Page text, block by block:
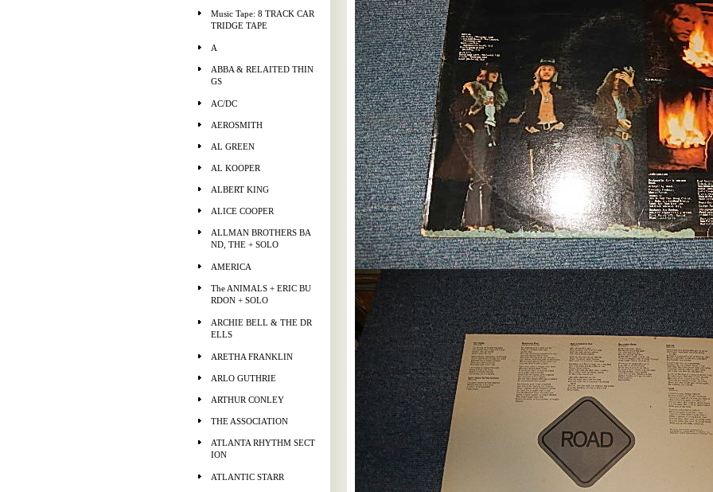
Music Tape: 8 TRACK CAR
TRIDGE TAPE
A
ABBA & RELAITED THIN
GS
AC/DC
AEROSMITH
AL GREEN
AL KOOPER
ALBERT KING
ALICE COOPER
ALLMAN BROTHERS BA
ND, THE + SOLO
AMERICA
The ANIMALS + ERIC BU
RDON + SOLO
ARCHIE BELL & THE DR
ELLS
ARETHA FRANKLIN
ARLO GUTHRIE
ARTHUR CONLEY
THE ASSOCIATION
ATLANTA RHYTHM SECT
ION
ATLANTIC STARR